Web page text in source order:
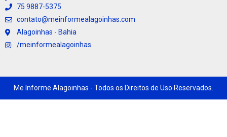
75 9887-5375
contato@meinformealagoinhas.com
Alagoinhas - Bahia
/meinformealagoinhas
Me Informe Alagoinhas - Todos os Direitos de Uso Reservados.